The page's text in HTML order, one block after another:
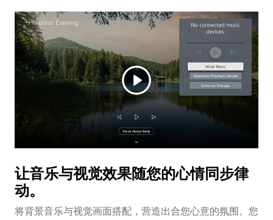
让音乐与视觉效果随您的心情同步律
动。
将背景音乐与视觉画面搭配，营造出合您心意的氛围。您